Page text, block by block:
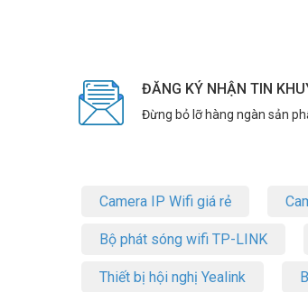
ĐĂNG KÝ NHẬN TIN
Đừng bỏ lỡ hàng ngàn sản
Camera IP Wifi giá rẻ
Bộ phát sóng wifi TP-LINK
Thiết bị hội nghị Yealink